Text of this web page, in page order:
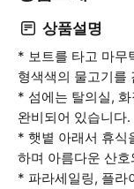
상품설명
* 보트를 타고 마무
형색색의 물고기를
* 섬에는 탈의실,
완비되어 있습니다.
* 햇볕 아래서 휴식
하며 아름다운 산
* 파라세일링, 플라